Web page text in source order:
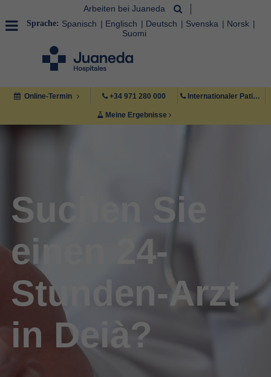
Arbeiten bei Juaneda
Sprache: Spanisch Englisch Deutsch Svenska
Norsk
Suomi
Online-Termin +34 971 280 000 Internationaler Patient +34 971 222 222
Meine Ergebnisse
Suchen Sie
einen 24-
Stunden-Arzt
in Deià?